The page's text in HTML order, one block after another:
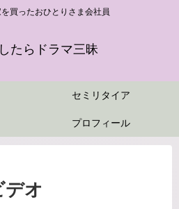
買ったおひとりさま会社員
たらドラマ三昧
セミリタイア
プロフィール
デオ